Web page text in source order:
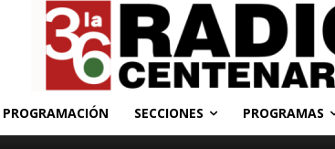
PROGRAMACIÓN SECCIONES PROGRAMAS